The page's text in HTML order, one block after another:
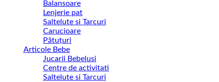
Balansoare
Lenjerie pat
Saltelute si Tarcuri
Carucioare
Pătuțuri
Articole Bebe
Jucarii Bebelusi
Centre de activitati
Saltelute si Tarcuri